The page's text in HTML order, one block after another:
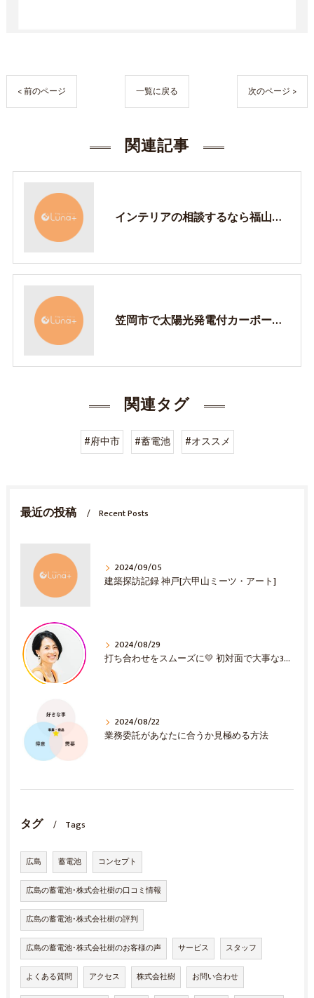
< 前のページ 一覧に戻る 次のページ >
関連記事
インテリアの相談するなら福山市の樹-itsuki-
笠岡市で太陽光発電付カーポートは樹-itsuki-で！
関連タグ
#府中市 #蓄電池 #オススメ
最近の投稿 Recent Posts
2024/09/05
建築探訪記録 神戸[六甲山ミーツ・アート]
2024/08/29
打ち合わせをスムーズに💛 初対面で大事な3選！
2024/08/22
業務委託があなたに合うか見極める方法
タグ Tags
広島 蓄電池 コンセプト
広島の蓄電池･株式会社樹の口コミ情報
広島の蓄電池･株式会社樹の評判
広島の蓄電池･株式会社樹のお客様の声 サービス スタッフ
よくある質問 アクセス 株式会社樹 お問い合わせ